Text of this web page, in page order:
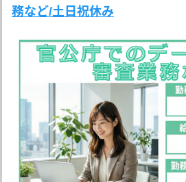
務など/土日祝休み